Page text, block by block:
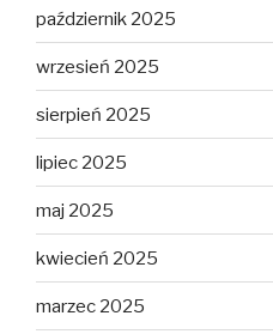
październik 2025
wrzesień 2025
sierpień 2025
lipiec 2025
maj 2025
kwiecień 2025
marzec 2025